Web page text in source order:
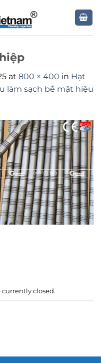
at 800 × 400 in Hạt
làm sạch bề mặt hiệu
closed.